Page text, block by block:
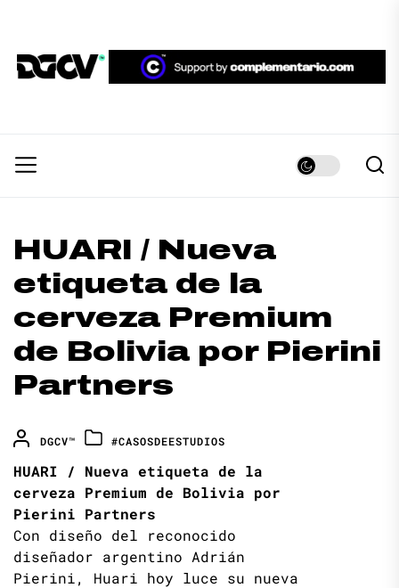
the
content
DGCV™
HUARI / Nueva
etiqueta de la
cerveza Premium
de Bolivia por Pierini
Partners
DGCV™ #CASOSDEESTUDIOS
HUARI / Nueva etiqueta de la
cerveza Premium de Bolivia por
Pierini Partners
Con diseño del reconocido
diseñador argentino Adrián
Pierini, Huari hoy luce su nueva